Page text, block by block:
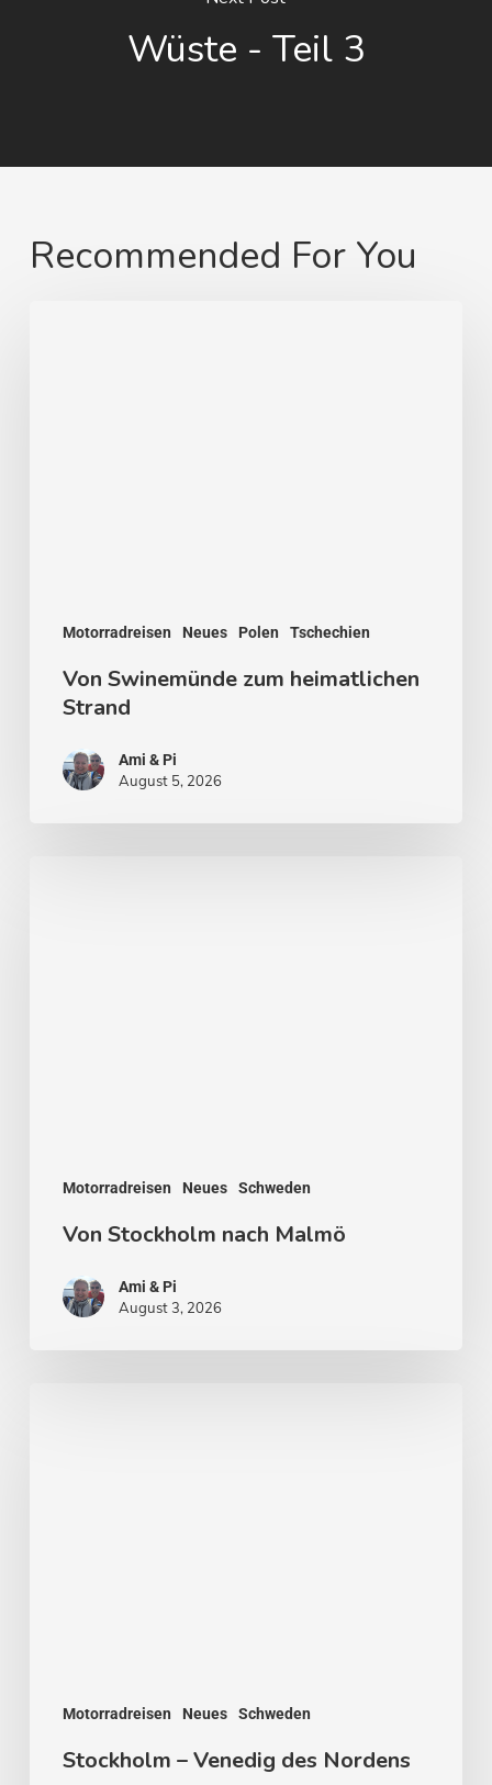
Wüste - Teil 3
Recommended For You
Motorradreisen Neues Polen Tschechien
Von Swinemünde zum heimatlichen
Strand
Ami & Pi
August 5, 2026
Motorradreisen Neues Schweden
Von Stockholm nach Malmö
Ami & Pi
August 3, 2026
Motorradreisen Neues Schweden
Stockholm – Venedig des Nordens